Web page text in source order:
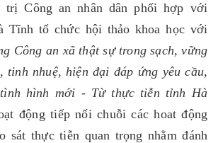
trị Công an nhân dân phối hợp với
Tĩnh tổ chức hội thảo khoa học với
Công an xã thật sự trong sạch, vững
tinh nhuệ, hiện đại đáp ứng yêu cầu,
hình mới - Từ thực tiễn tỉnh Hà
động tiếp nối chuỗi các hoat động
sát thực tiễn quan trọng nhằm đánh